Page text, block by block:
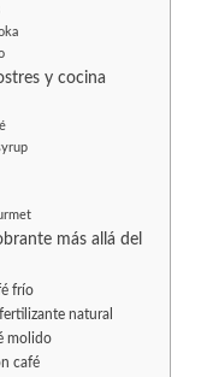
y cocina
más allá del
frío
natural
molido
café